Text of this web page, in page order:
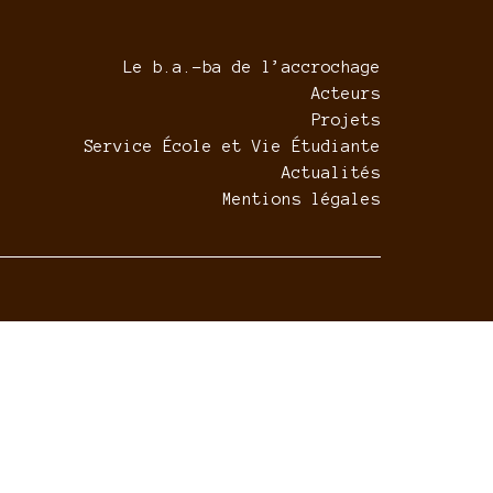
Le b.a.-ba de l’accrochage
Acteurs
Projets
Service École et Vie Étudiante
Actualités
Mentions légales